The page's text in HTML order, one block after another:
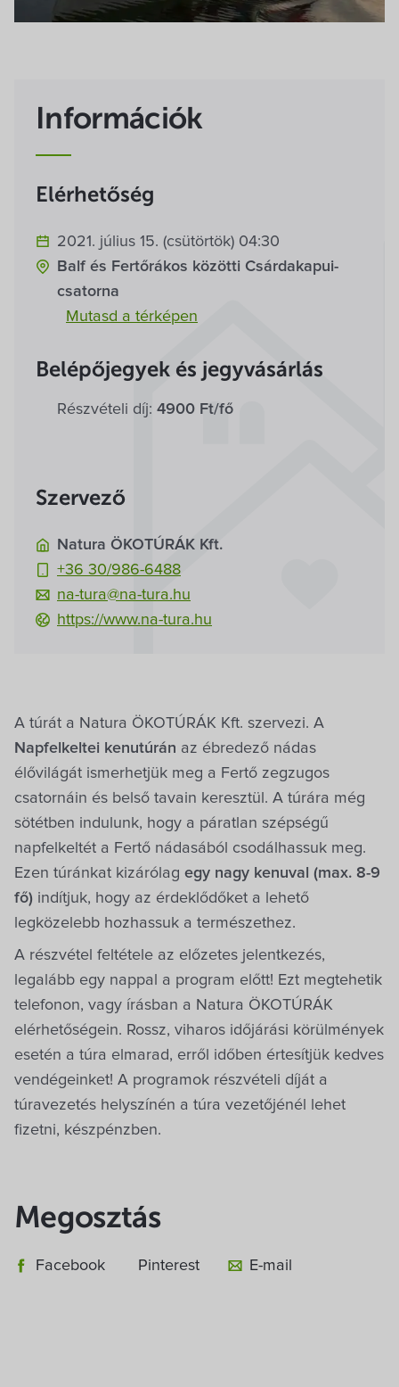
Villa Igku Kft.
Közérdekű adatok
Pályázatok
A túrát a Natura ÖKOTÚRÁK Kft. szervezi. A
Napfelkeltei kenutúrán az ébredező nádas
élővilágát ismerhetjük meg a Fertő zegzugos
csatornáin és belső tavain keresztül. A túrára még
sötétben indulunk, hogy a páratlan szépségű
napfelkeltét a Fertő nádasából csodálhassuk meg.
Ezen túránkat kizárólag egy nagy kenuval (max. 8-9
fő) indítjuk, hogy az érdeklődőket a lehető
legközelebb hozhassuk a természethez.
A részvétel feltétele az előzetes jelentkezés,
legalább egy nappal a program előtt! Ezt megtehetik
telefonon, vagy írásban a Natura ÖKOTÚRÁK
elérhetőségein. Rossz, viharos időjárási körülmények
esetén a túra elmarad, erről időben értesítjük kedves
vendégeinket! A programok részvételi díját a
túravezetés helyszínén a túra vezetőjénél lehet
fizetni, készpénzben.
Megosztás
Facebook Pinterest E-mail
Információk
Elérhetőség
2021. július 15. (csütörtök) 04:30
Balf és Fertőrákos közötti Csárdakapui-
csatorna
Mutasd a térképen
Belépőjegyek és jegyvásárlás
Részvételi díj: 4900 Ft/fő
Szervező
Natura ÖKOTÚRÁK Kft.
+36 30/986-6488
na-tura@na-tura.hu
https://www.na-tura.hu